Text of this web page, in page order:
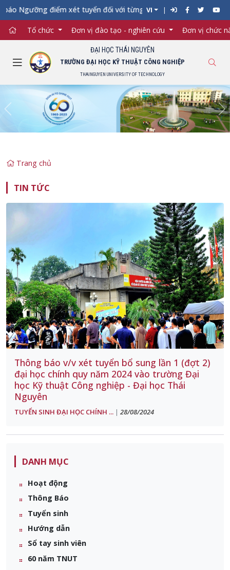
Ngưỡng điểm xét tuyển đối với từng ngành đào tạo Đại học
VI
Tổ chức Đơn vị đào tạo - nghiên cứu Đơn vị chức
ĐẠI HỌC THÁI NGUYÊN
TRƯỜNG ĐẠI HỌC KỸ THUẬT CÔNG NGHIỆP
THAINGUYEN UNIVERSITY OF TECHNOLOGY
Previous
Trang chủ
TIN TỨC
Thông báo v/v xét tuyển bổ sung lần 1 (đợt 2)
đại học chính quy năm 2024 vào trường Đại
học Kỹ thuật Công nghiệp - Đại học Thái
Nguyên
TUYỂN SINH ĐẠI HỌC CHÍNH ... | 28/08/2024
DANH MỤC
Hoạt động
Thông Báo
Tuyển sinh
Hướng dẫn
Sổ tay sinh viên
60 năm TNUT